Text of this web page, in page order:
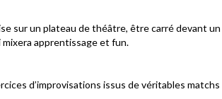
sur un plateau de théâtre, être carré devant
apprentissage et fun.
d’improvisations issus de véritables